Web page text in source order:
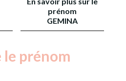
prénom
GEMINA
prénom